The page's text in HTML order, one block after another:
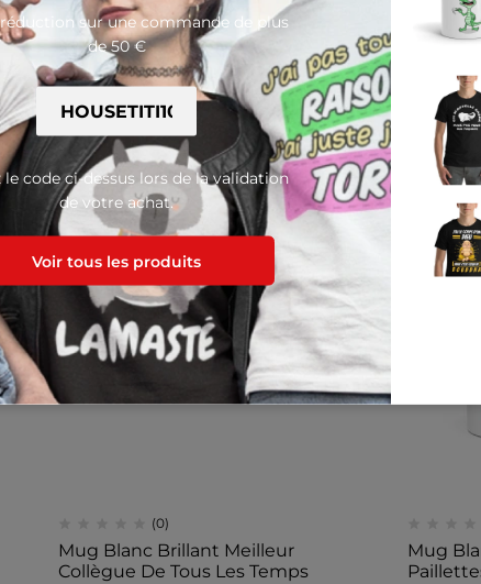
Produits
(0)
Mug Blanc Brillant Meilleur
Collègue De Tous Les Temps
Mug
réduction sur une commande de plus
de 50 €
le code ci-dessus lors de la validation
de votre achat.
Voir tous les produits